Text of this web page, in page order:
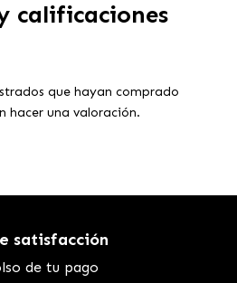
calificaciones
que hayan comprado
hacer una valoración.
satisfacción
de tu pago